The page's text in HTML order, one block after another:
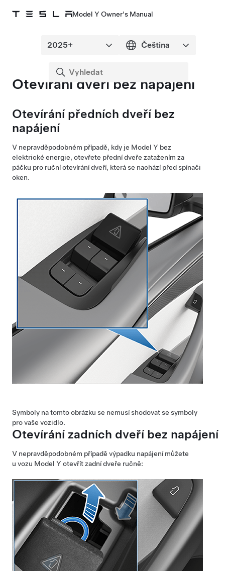
Model Y Owner's Manual
Otevírání dveří bez napájení
Otevírání předních dveří bez
napájení
V nepravděpodobném případě, kdy je Model Y bez
elektrické energie, otevřete přední dveře zatažením za
páčku pro ruční otevírání dveří, která se nachází před spínači
oken.
Symboly na tomto obrázku se nemusí shodovat se symboly
pro vaše vozidlo.
Otevírání zadních dveří bez napájení
V nepravděpodobném případě výpadku napájení můžete
u vozu Model Y otevřít zadní dveře ručně: